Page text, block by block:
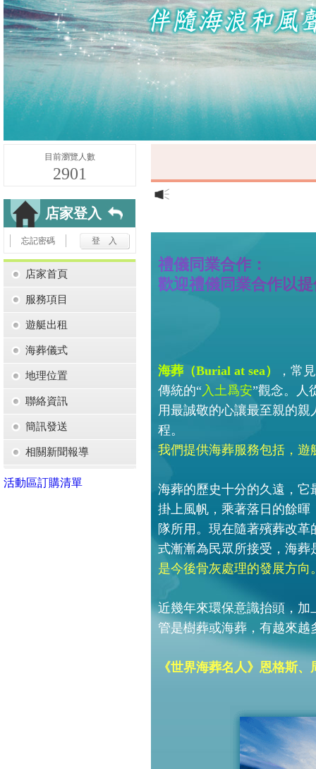
目前瀏覽人數
2901
店家登入
忘記密碼
店家首頁
服務項目
遊艇出租
海葬儀式
地理位置
聯絡資訊
簡訊發送
相關新聞報導
活動區訂購清單
禮儀同業合作：
歡迎禮儀同業合作以
海葬（Burial at sea）
，常
傳統的“ 入土爲安”觀念。人
用最誠敬的心讓最至親的
程。
我們提供海葬服務包括，
海葬的歷史十分的久遠，
掛上風帆，乘著落日的餘
隊所用。現在隨著殯葬改
式漸漸為民眾所接受，海
是今後骨灰處理的發展方向
近幾年來環保意識抬頭，
管是樹葬或海葬，有越來
《世界海葬名人》恩格斯